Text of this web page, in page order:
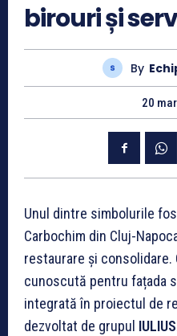
birouri și
By
20
Unul dintre simbolurile
Carbochim din Cluj-
restaurare și
cunoscută pentru fațada
integrată în proiectul de
dezvoltat de grupul IULIUS